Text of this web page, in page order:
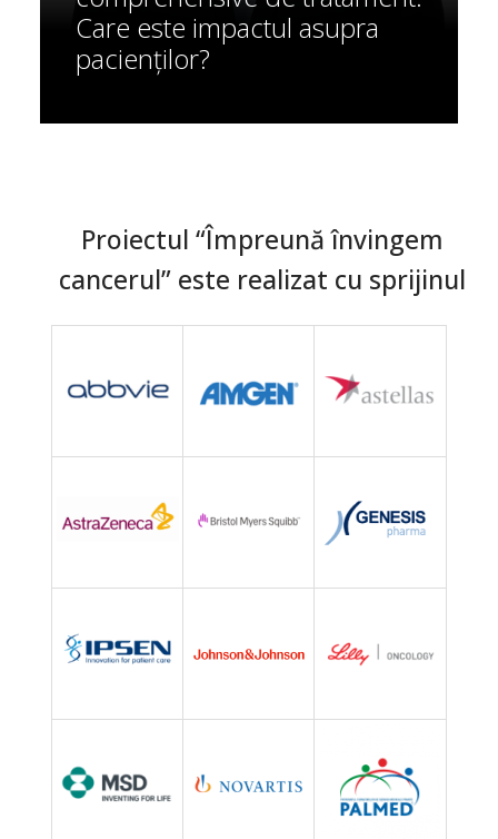
Care este impactul asupra
pacienților?
Proiectul “Împreună învingem
cancerul” este realizat cu sprijinul